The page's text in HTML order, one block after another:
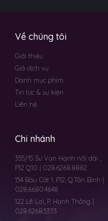
Về chúng tôi
Giới thiệu
Giá dịch vụ
Danh mục phim
Tin tức & sự kiện
Liên hệ
Chi nhánh
355/15 Sư Vạn Hạnh nối dài ,
P.12 Q10 | 028.6268.8882
154 Bàu Cát 1, P.12, Q.Tân Bình |
028.6680.4648
122 Lê Lơi, P. Hạnh Thông |
028.6268.5333